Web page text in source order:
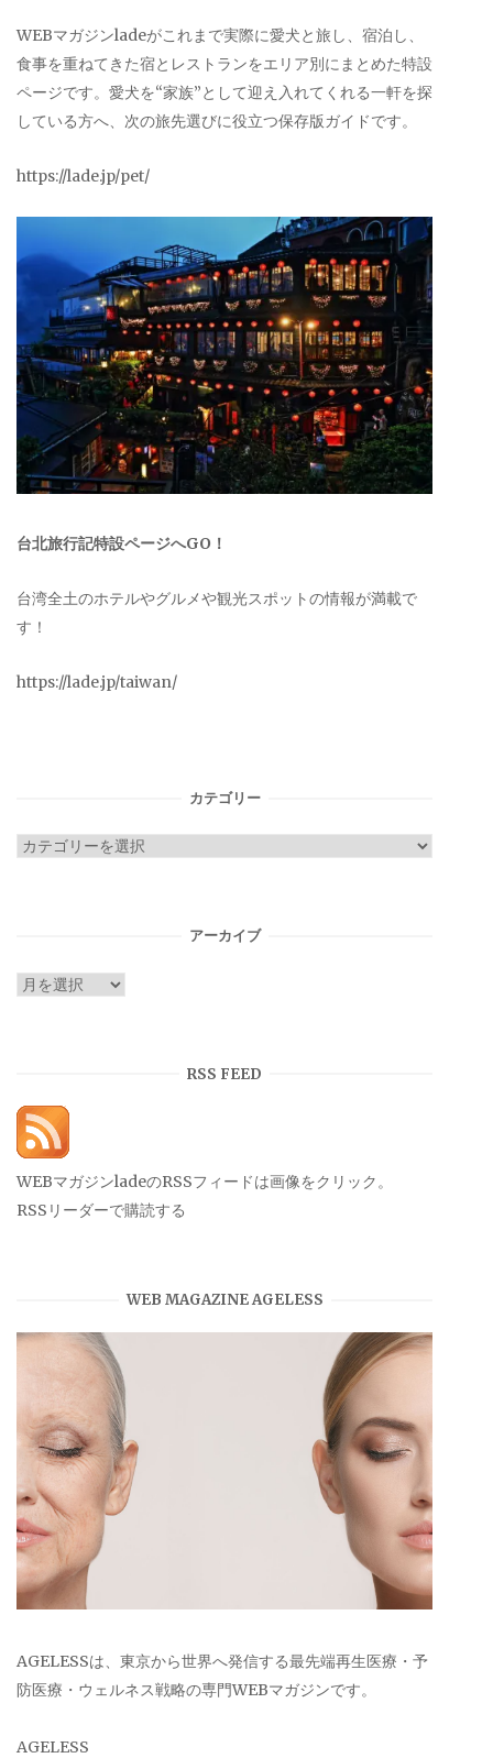
WEBマガジンladeがこれまで実際に愛犬と旅し、宿泊し、
食事を重ねてきた宿とレストランをエリア別にまとめた特設
ページです。愛犬を“家族”として迎え入れてくれる一軒を探
している方へ、次の旅先選びに役立つ保存版ガイドです。
https://lade.jp/pet/
台北旅行記特設ページへGO！
台湾全土のホテルやグルメや観光スポットの情報が満載で
す！
https://lade.jp/taiwan/
カテゴリー
カ
アーカイブ
ア
RSS FEED
WEBマガジンladeのRSSフィードは画像をクリック。
RSSリーダーで購読する
WEB MAGAZINE AGELESS
AGELESSは、東京から世界へ発信する最先端再生医療・予
防医療・ウェルネス戦略の専門WEBマガジンです。
AGELESS